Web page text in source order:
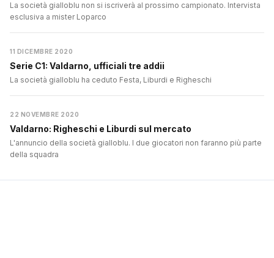
La società gialloblu non si iscriverà al prossimo campionato. Intervista
esclusiva a mister Loparco
11 DICEMBRE 2020
Serie C1: Valdarno, ufficiali tre addii
La società gialloblu ha ceduto Festa, Liburdi e Righeschi
22 NOVEMBRE 2020
Valdarno: Righeschi e Liburdi sul mercato
L'annuncio della società gialloblu. I due giocatori non faranno più parte
della squadra